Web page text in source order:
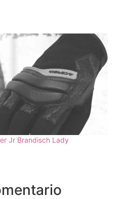
Jr Brandisch Lady